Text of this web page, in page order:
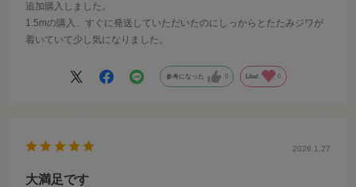
追加購入しました。
1.5mの購入、すぐに発送していただいたのにしっからとたたみジワが
着いていて少し気になりました。
参考になった 0 Like! 0
2026.1.27
大満足です